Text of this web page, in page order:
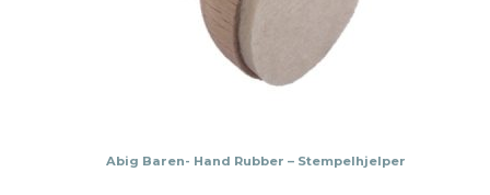
Abig Baren- Hand Rubber – Stempelhjelper